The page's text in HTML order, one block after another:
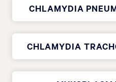
CHLAMYDIA
CHLAMYDIA